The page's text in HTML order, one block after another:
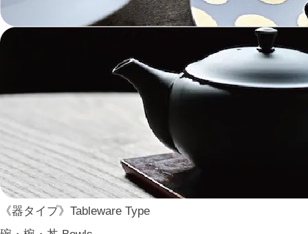
《器タイプ》Tableware Type
東屋 Azmaya
二上 FUTAGAMI
畑漆器 HATA SHIKKI
織田幸銅器 Odako Douki
ARAS
WDH
WASARA
一果ニ花 icca nicca